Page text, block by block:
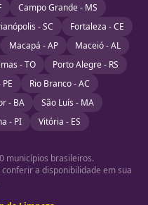
Campo Grande - MS
- SC
Fortaleza - CE
Macapá - AP
Maceió - AL
- TO
Porto Alegre - RS
Rio Branco - AC
- BA
São Luís - MA
- PI Vitória - ES
municípios brasileiros.
a disponibilidade em sua